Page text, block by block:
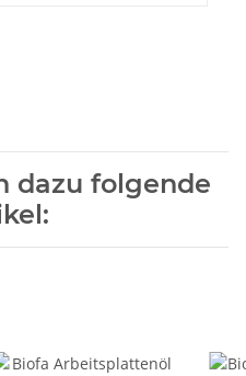
dazu folgende